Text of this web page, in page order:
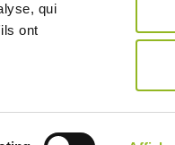
qui
ont
Condizioni
Pagamento